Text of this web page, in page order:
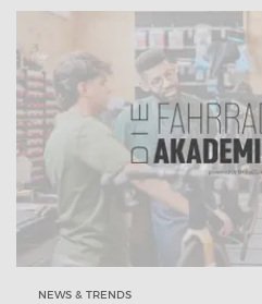
NEWS & TRENDS